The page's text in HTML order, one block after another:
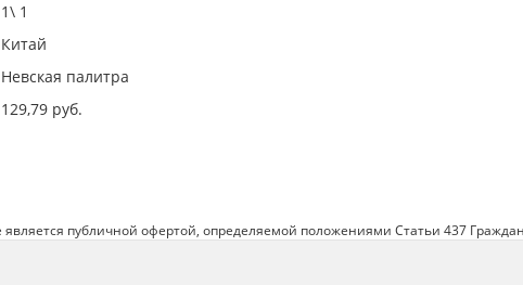
1\ 1
Китай
Невская палитра
129,79 руб.
публичной офертой, определяемой положениями Статьи 437